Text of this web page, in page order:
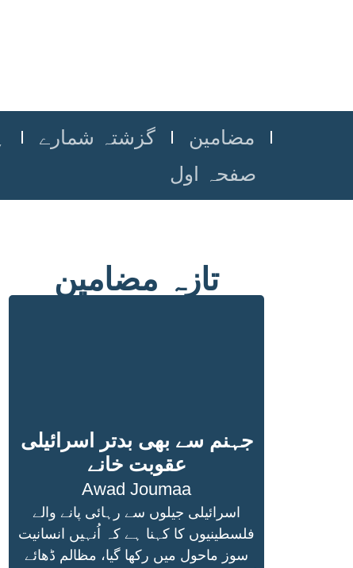
گزشتہ شمارے
مضامین
صفحہ اول
تازہ مضامین
جہنم سے بھی بدتر اسرائیلی
عقوبت خانے
Awad Joumaa
اسرائیلی جیلوں سے رہائی پانے والے
فلسطینیوں کا کہنا ہے کہ اُنہیں انسانیت
سوز ماحول میں رکھا گیا، مظالم ڈھائے